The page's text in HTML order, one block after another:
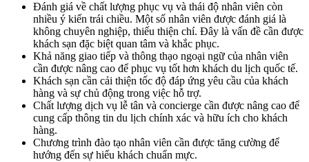
Đánh giá về chất lượng phục vụ và thái độ nhân viên còn
nhiều ý kiến trái chiều. Một số nhân viên được đánh giá là
không chuyên nghiệp, thiếu thiện chí. Đây là vấn đề cần được
khách sạn đặc biệt quan tâm và khắc phục.
Khả năng giao tiếp và thông thạo ngoại ngữ của nhân viên
cần được nâng cao để phục vụ tốt hơn khách du lịch quốc tế.
Khách sạn cần cải thiện tốc độ đáp ứng yêu cầu của khách
hàng và sự chủ động trong việc hỗ trợ.
Chất lượng dịch vụ lễ tân và concierge cần được nâng cao để
cung cấp thông tin du lịch chính xác và hữu ích cho khách
hàng.
Chương trình đào tạo nhân viên cần được tăng cường để
hướng đến sự hiếu khách chuẩn mực.